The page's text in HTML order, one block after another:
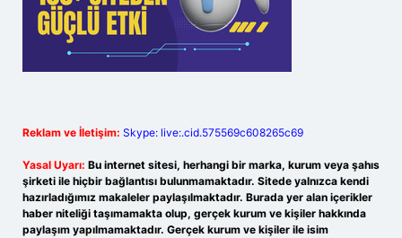
Reklam ve İletişim: Skype: live:.cid.575569c608265c69
Yasal Uyarı: Bu internet sitesi, herhangi bir marka, kurum veya şahıs
şirketi ile hiçbir bağlantısı bulunmamaktadır. Sitede yalnızca kendi
hazırladığımız makaleler paylaşılmaktadır. Burada yer alan içerikler
haber niteliği taşımamakta olup, gerçek kurum ve kişiler hakkında
paylaşım yapılmamaktadır. Gerçek kurum ve kişiler ile isim